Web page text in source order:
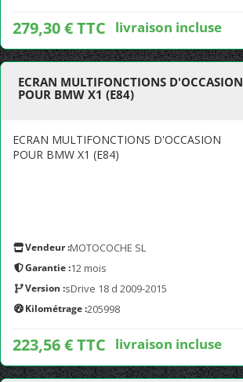
279,30 € TTC livraison incluse
ECRAN MULTIFONCTIONS D'OCCASION
POUR BMW X1 (E84)
ECRAN MULTIFONCTIONS D'OCCASION
POUR BMW X1 (E84)
Vendeur :MOTOCOCHE SL
Garantie :12 mois
Version :sDrive 18 d 2009-2015
Kilométrage :205998
223,56 € TTC livraison incluse